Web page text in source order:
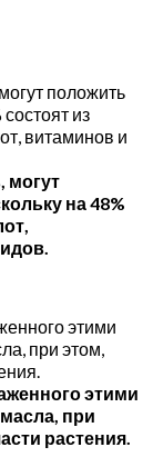
могут
на 48%
этими
при
растения.